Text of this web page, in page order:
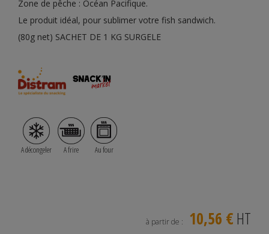
Zone de pêche : Océan Pacifique.
Le produit idéal, pour sublimer votre fish sandwich.
(80g net) SACHET DE 1 KG SURGELE
A décongeler A frire Au four
à partir de : 10,56 € HT